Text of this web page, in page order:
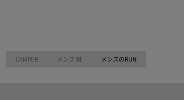
CAMPER メンズ 靴 メンズのRUN